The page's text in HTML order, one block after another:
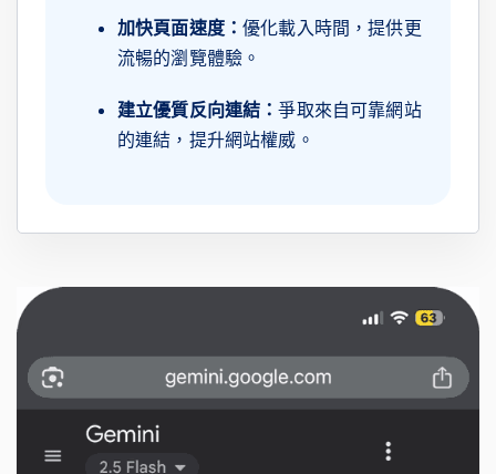
加快頁面速度：優化載入時間，提供更
流暢的瀏覽體驗。
建立優質反向連結：爭取來自可靠網站
的連結，提升網站權威。